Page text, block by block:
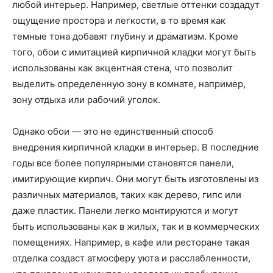
любой интерьер. Например, светлые оттенки создадут
ощущение простора и легкости, в то время как
темные тона добавят глубину и драматизм. Кроме
того, обои с имитацией кирпичной кладки могут быть
использованы как акцентная стена, что позволит
выделить определенную зону в комнате, например,
зону отдыха или рабочий уголок.
Однако обои — это не единственный способ
внедрения кирпичной кладки в интерьер. В последние
годы все более популярными становятся панели,
имитирующие кирпич. Они могут быть изготовлены из
различных материалов, таких как дерево, гипс или
даже пластик. Панели легко монтируются и могут
быть использованы как в жилых, так и в коммерческих
помещениях. Например, в кафе или ресторане такая
отделка создаст атмосферу уюта и расслабленности,